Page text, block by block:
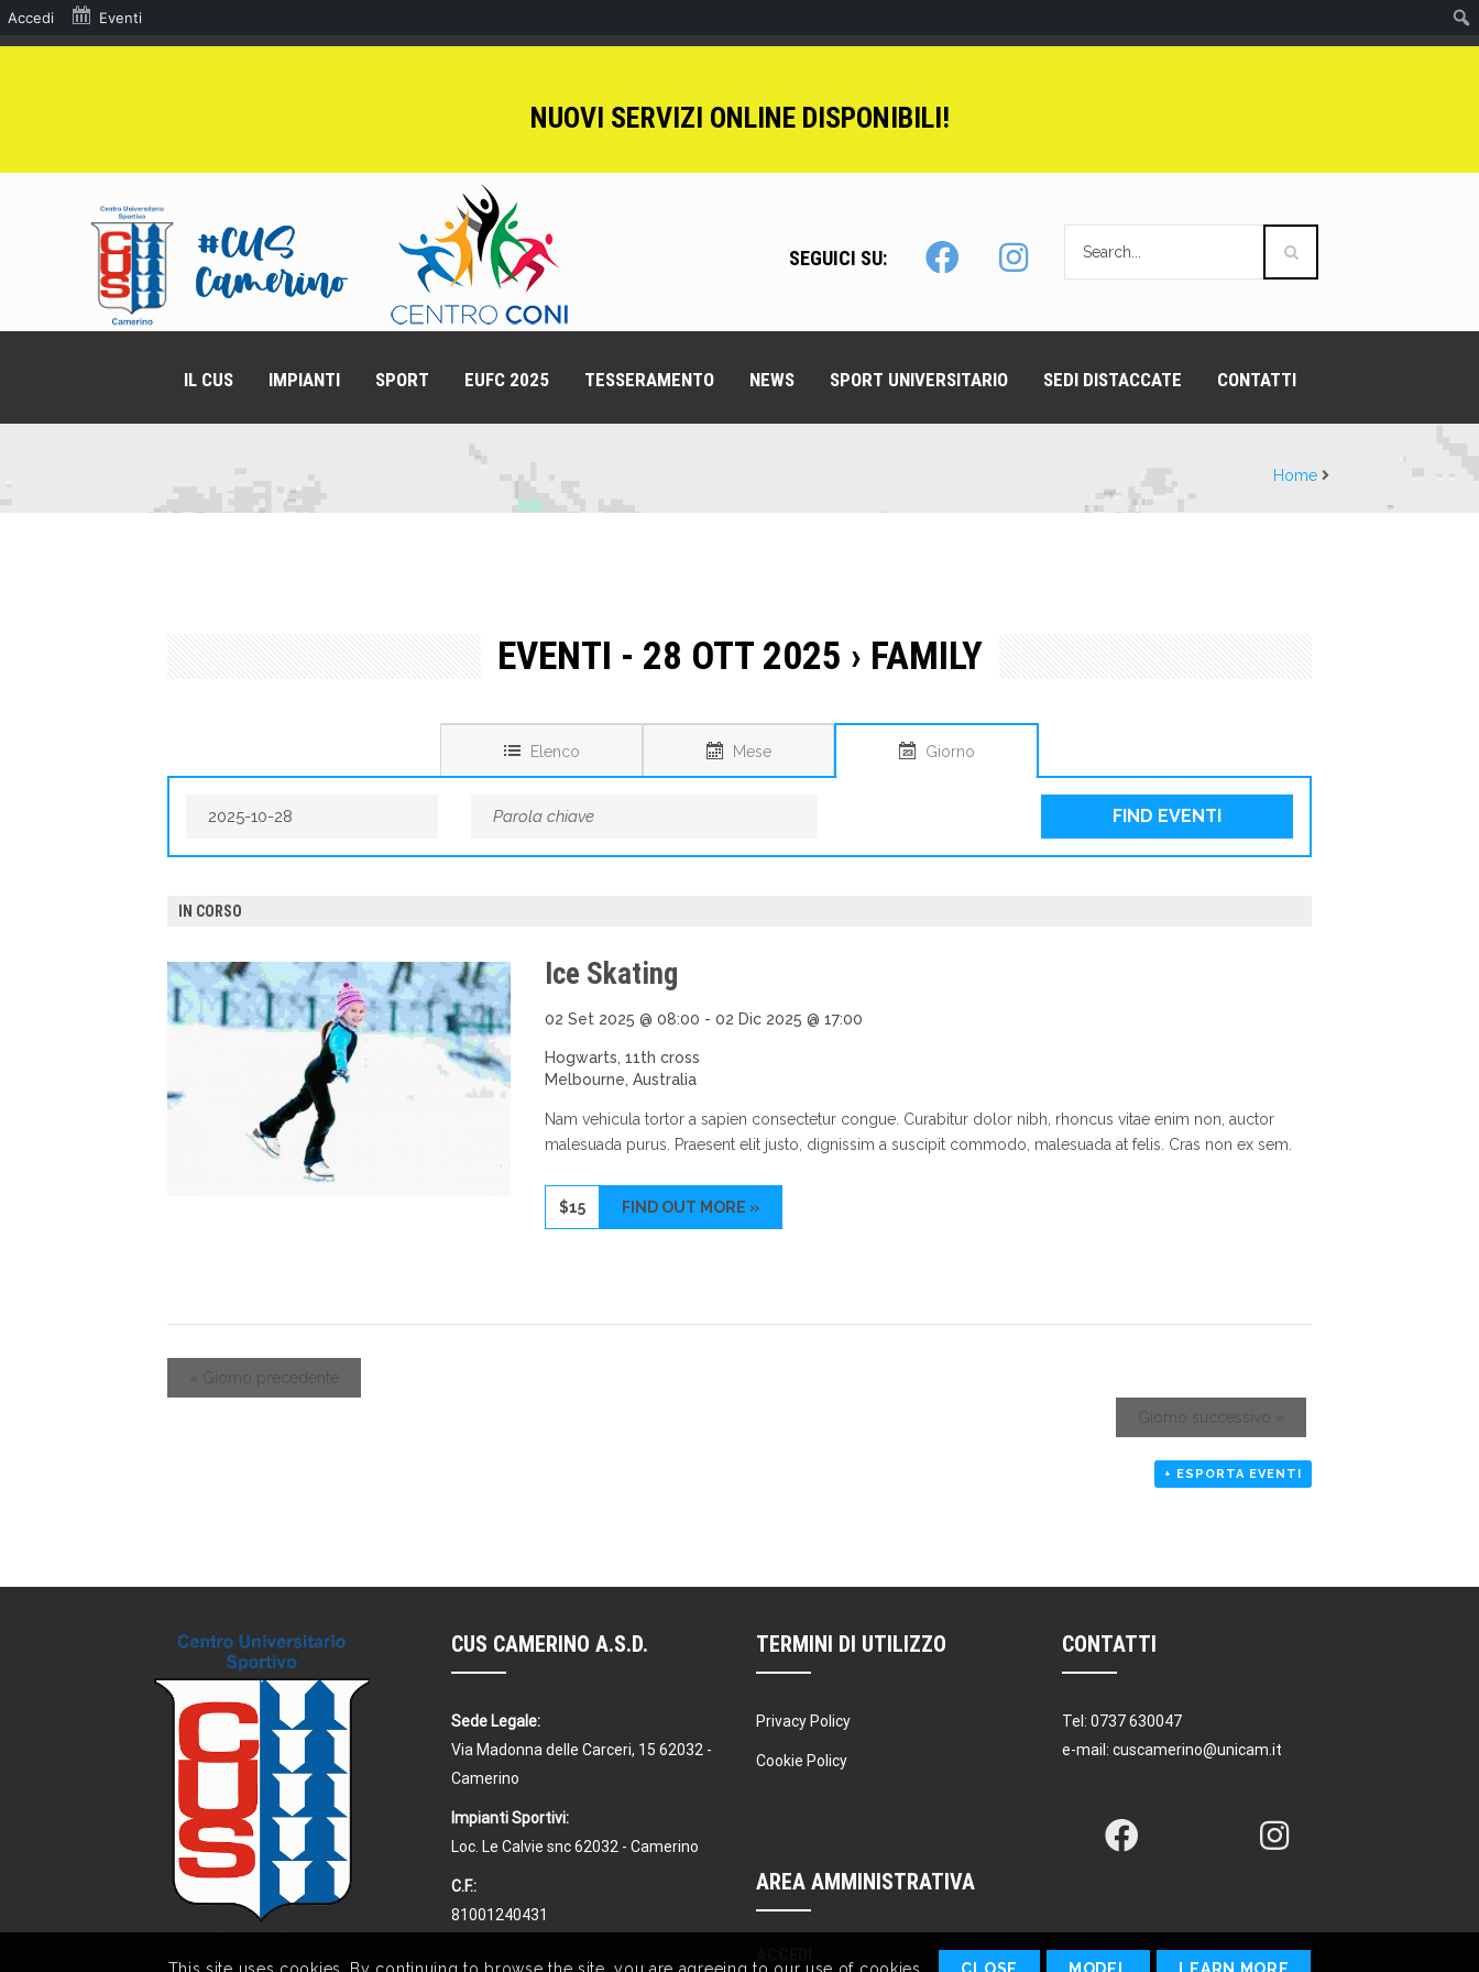
Accedi Eventi
NUOVI SERVIZI ONLINE DISPONIBILI!
SEGUICI SU:
IL CUS IMPIANTI SPORT EUFC 2025 TESSERAMENTO NEWS SPORT UNIVERSITARIO SEDI DISTACCATE CONTATTI
Home
EVENTI - 28 OTT 2025 › FAMILY
Elenco Mese Giorno
IN CORSO
Ice Skating
02 Set 2025 @ 08:00 -02 Dic 2025 @ 17:00
Hogwarts,11th cross
Melbourne, Australia
Nam vehicula tortor a sapien consectetur congue. Curabitur dolor nibh, rhoncus vitae enim non, auctor
malesuada purus. Praesent elit justo, dignissim a suscipit commodo, malesuada at felis. Cras non ex sem.
$15 FIND OUT MORE »
Giorno precedente
Giorno successivo
+ ESPORTA EVENTI
CUS CAMERINO A.S.D.
Sede Legale:
Via Madonna delle Carceri, 15 62032 -
Camerino
Impianti Sportivi:
Loc. Le Calvie snc 62032 - Camerino
C.F.:
81001240431
TERMINI DI UTILIZZO
Privacy Policy
Cookie Policy
AREA AMMINISTRATIVA
CONTATTI
Tel: 0737 630047
e-mail: cuscamerino@unicam.it
This site uses cookies. By continuing to browse the site, you are agreeing to our use of cookies. CLOSE MODEL LEARN MORE